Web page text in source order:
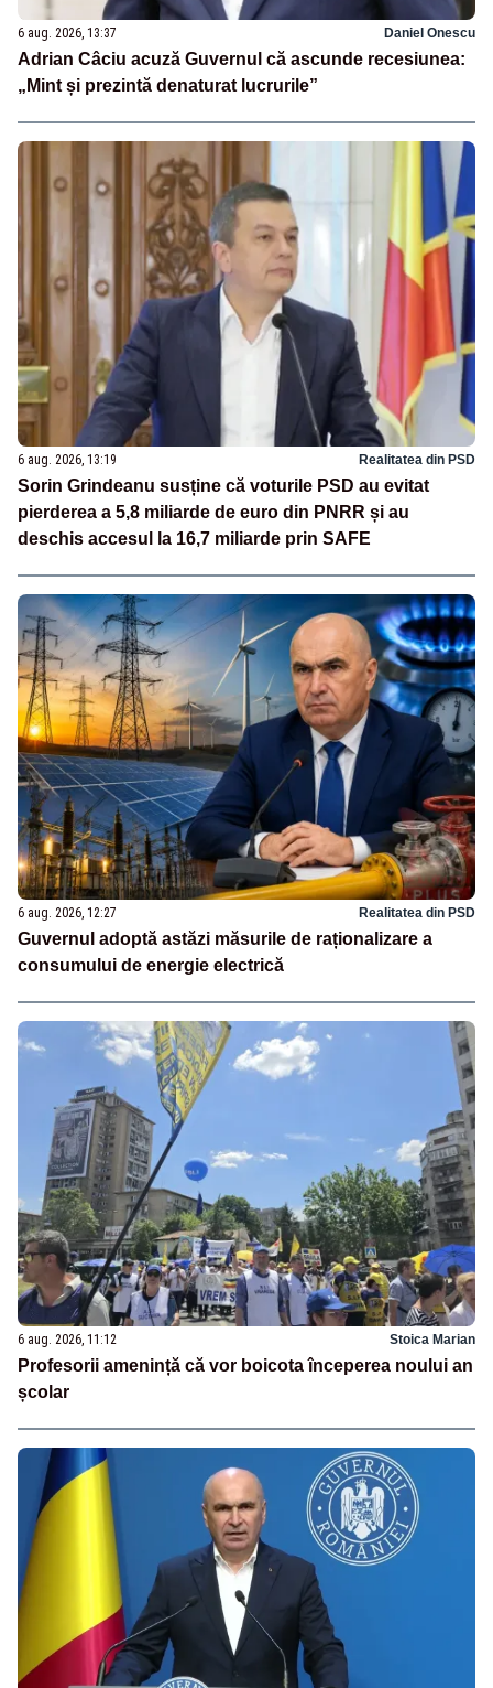
6 aug. 2026, 13:37 Daniel Onescu
Adrian Câciu acuză Guvernul că ascunde recesiunea:
„Mint și prezintă denaturat lucrurile”
6 aug. 2026, 13:19 Realitatea din PSD
Sorin Grindeanu susține că voturile PSD au evitat
pierderea a 5,8 miliarde de euro din PNRR și au
deschis accesul la 16,7 miliarde prin SAFE
6 aug. 2026, 12:27 Realitatea din PSD
Guvernul adoptă astăzi măsurile de raționalizare a
consumului de energie electrică
6 aug. 2026, 11:12 Stoica Marian
Profesorii amenință că vor boicota începerea noului an
școlar